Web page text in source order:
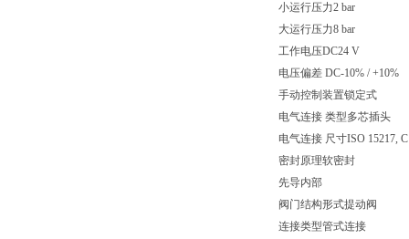
小运行压力2 bar
大运行压力8 bar
工作电压DC24 V
电压偏差 DC-10% / +10%
手动控制装置锁定式
电气连接 类型多芯插头
电气连接 尺寸ISO 15217,
密封原理软密封
先导内部
阀门结构形式提动阀
连接类型管式连接